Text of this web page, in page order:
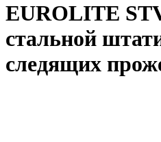
EUROLITE
cтальной
следящих